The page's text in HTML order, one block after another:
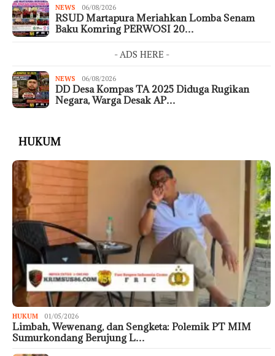
NEWS 06/08/2026
RSUD Martapura Meriahkan Lomba Senam
Baku Komring PERWOSI 20…
- ADS HERE -
NEWS 06/08/2026
DD Desa Kompas TA 2025 Diduga Rugikan
Negara, Warga Desak AP…
HUKUM
HUKUM 01/05/2026
Limbah, Wewenang, dan Sengketa: Polemik PT MIM
Sumurkondang Berujung L…